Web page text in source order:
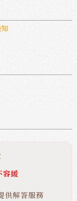
容緩
供解答服務